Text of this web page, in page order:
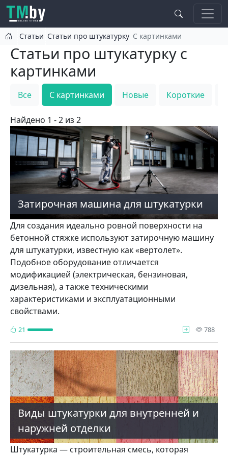
Перейти к основному содержанию
Статьи Статьи про штукатурку С картинками
Статьи про штукатурку с
картинками
Все С картинками Новые Короткие
Найдено 1 - 2 из 2
Затирочная машина для штукатурки
Для создания идеально ровной поверхности на
бетонной стяжке используют затирочную машину
для штукатурки, известную как «вертолет».
Подобное оборудование отличается
модификацией (электрическая, бензиновая,
дизельная), а также техническими
характеристиками и эксплуатационными
свойствами.
21 788
Виды штукатурки для внутренней и
наружней отделки
Штукатурка — строительная смесь, которая